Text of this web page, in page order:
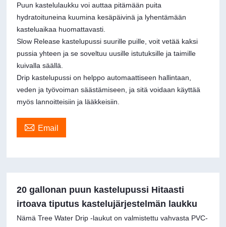
Puun kastelulaukku voi auttaa pitämään puita
hydratoituneina kuumina kesäpäivinä ja lyhentämään
kasteluaikaa huomattavasti.
Slow Release kastelupussi suurille puille, voit vetää kaksi
pussia yhteen ja se soveltuu uusille istutuksille ja taimille
kuivalla säällä.
Drip kastelupussi on helppo automaattiseen hallintaan,
veden ja työvoiman säästämiseen, ja sitä voidaan käyttää
myös lannoitteisiin ja lääkkeisiin.
 Email
20 gallonan puun kastelupussi Hitaasti
irtoava tiputus kastelujärjestelmän laukku
Nämä Tree Water Drip -laukut on valmistettu vahvasta PVC-